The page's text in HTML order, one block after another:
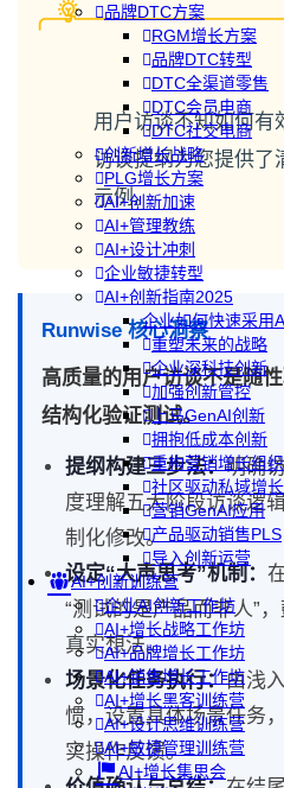
品牌DTC方案
RGM增长方案
品牌DTC转型
DTC全渠道零售
DTC会员电商
DTC社交电商
创新增长战略
PLG增长方案
AI+创新加速
AI+管理教练
AI+设计冲刺
企业敏捷转型
AI+创新指南2025
企业如何快速采用
重塑未来的战略
企业深科技创新
加强创新管控
上马GenAI创新
拥抱低成本创新
重构营销增长组织
社区驱动私域增长
营销GenAI应用
产品驱动销售PLS
导入创新运营
AI+创新训练营
企业AI创新工作坊
AI+增长战略工作坊
AI+品牌增长工作坊
AI+销售增长工作坊
AI+增长黑客训练营
AI+设计思维训练营
AI+敏捷管理训练营
AI+增长集思会
用户访谈不知如何有
访谈提纲为您提供了
示例。
Runwise 核心洞察
高质量的用户访谈不是随
结构化验证测试。
提纲构建三步法：明确
度理解五大阶段访谈逻
制化修改。
设定“大声思考”机制：
“测试的是产品而非人”
真实想法。
场景化任务执行：由浅
惯，设置具体场景任务
实操作反馈。